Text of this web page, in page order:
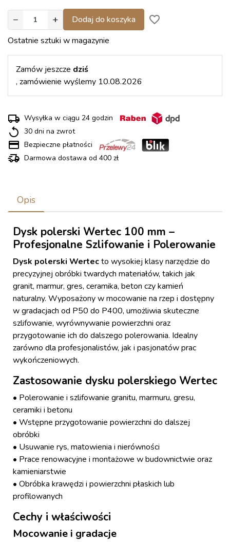
− + Dodaj do koszyka favorite_border
Ostatnie sztuki w magazynie
Zamów jeszcze dziś
, zamówienie wyślemy 10.08.2026
Wysyłka w ciągu 24 godzin
30 dni na zwrot
Bezpieczne płatności
Darmowa dostawa od 400 zł
Opis
Dysk polerski Wertec 100 mm –
Profesjonalne Szlifowanie i Polerowanie
Dysk polerski Wertecto wysokiej klasy narzędzie do
precyzyjnej obróbki twardych materiałów, takich jak
granit, marmur, gres, ceramika, beton czy kamień
naturalny. Wyposażony w mocowanie na rzep i dostępny
w gradacjach od P50 do P400, umożliwia skuteczne
szlifowanie, wyrównywanie powierzchni oraz
przygotowanie ich do dalszego polerowania. Idealny
zarówno dla profesjonalistów, jak i pasjonatów prac
wykończeniowych.
Zastosowanie dysku polerskiego Wertec
• Polerowanie i szlifowanie granitu, marmuru, gresu,
ceramiki i betonu
• Wstępne przygotowanie powierzchni do dalszej
obróbki
• Usuwanie rys, matowienia i nierówności
• Prace renowacyjne i montażowe w budownictwie oraz
kamieniarstwie
• Obróbka krawędzi i powierzchni płaskich lub
profilowanych
Cechy i właściwości
Mocowanie i gradacje